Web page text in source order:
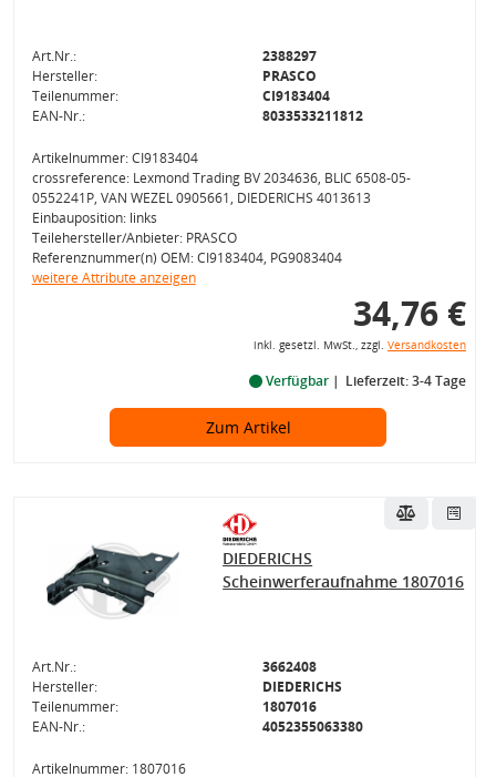
Art.Nr.:
2388297
Hersteller:
PRASCO
Teilenummer:
CI9183404
EAN-Nr.:
8033533211812
Artikelnummer: CI9183404
crossreference: Lexmond Trading BV 2034636, BLIC 6508-05-
0552241P, VAN WEZEL 0905661, DIEDERICHS 4013613
Einbauposition: links
Teilehersteller/Anbieter: PRASCO
Referenznummer(n) OEM: CI9183404, PG9083404
weitere Attribute anzeigen
34,76 €
inkl. gesetzl. MwSt., zzgl. Versandkosten
Verfügbar Lieferzeit: 3-4 Tage
Zum Artikel
DIEDERICHS
Scheinwerferaufnahme 1807016
Art.Nr.:
3662408
Hersteller:
DIEDERICHS
Teilenummer:
1807016
EAN-Nr.:
4052355063380
Artikelnummer: 1807016